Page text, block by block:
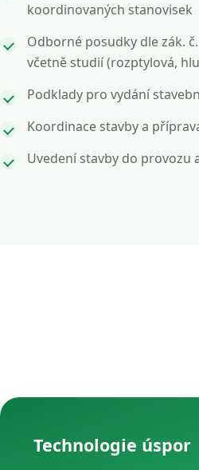
koordinovaných stanovisek
Odborné posudky dle zák.
včetně studií (rozptylová,
Podklady pro vydání
Koordinace stavby a
Uvedení stavby do provozu
Technologie úspor